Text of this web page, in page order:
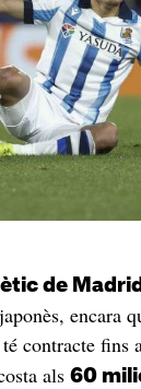
de Madrid
encara
contracte fins
als 60